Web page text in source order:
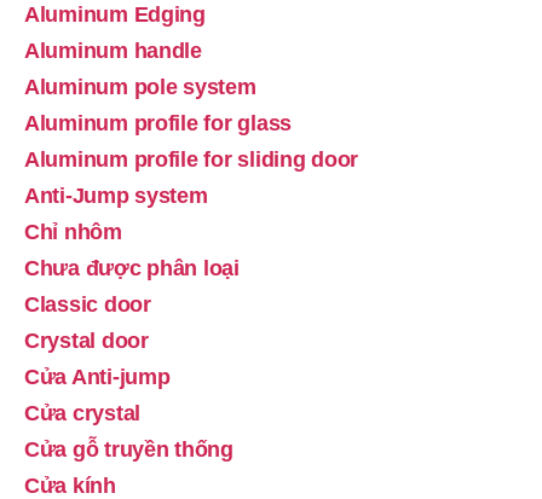
Aluminum Edging
Aluminum handle
Aluminum pole system
Aluminum profile for glass
Aluminum profile for sliding door
Anti-Jump system
Chỉ nhôm
Chưa được phân loại
Classic door
Crystal door
Cửa Anti-jump
Cửa crystal
Cửa gỗ truyền thống
Cửa kính